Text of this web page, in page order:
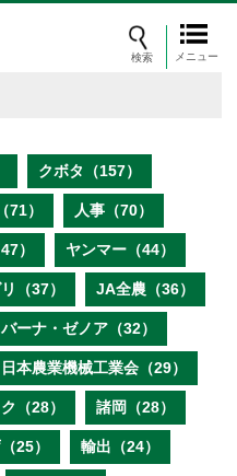
メニュー
クボタ（157）
71） 人事（70）
） ヤンマー（44）
（37） JA全農（36）
ーナ・ゼノア（32）
日本農業機械工業会（29）
（28） 諸岡（28）
25） 輸出（24）